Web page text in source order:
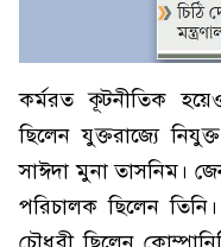
কর্মরত কূটনীতিক
ছিলেন যুক্তরাজ্যে
সাঈদা মুনা তাসনিম।
পরিচালক ছিলেন